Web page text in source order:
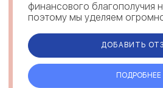
финансового благополучия
поэтому мы уделяем
учас...
ДОБАВИТЬ
ПОДРОБНЕЕ